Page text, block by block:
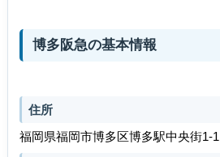
博多阪急の基本情報
住所
福岡県福岡市博多区博多駅中央街1-1